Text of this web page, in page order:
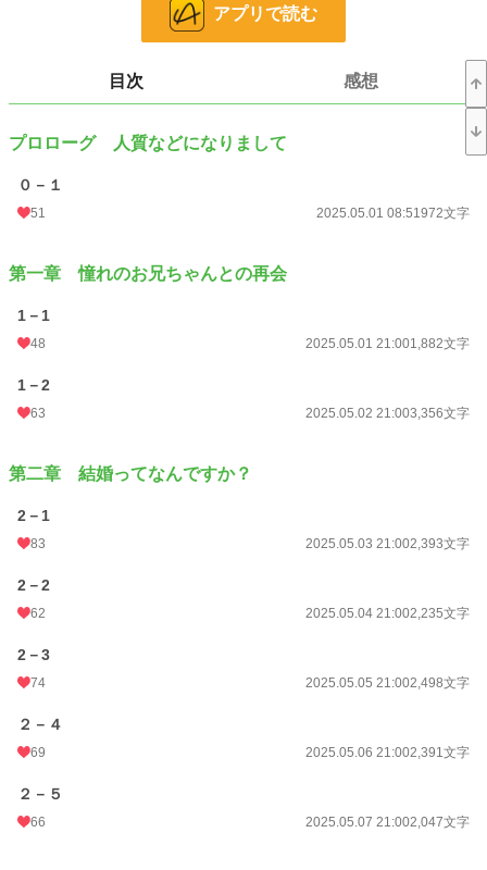
そんな折り、雛乃の勤めている銀行で事件が……。
愛川雛乃 あいかわひなの 26
某着せ替え人形のような見た目で可愛い
なぜかよくない噂を立てられる苦労人
×
警察官でSIT所属のエリート
恋愛 16,151 位 / 66,314 件
お気に入り
初回公開日時
週間ポイント
月間ポイント
年間ポイント
アプリで読む
目次 感想
プロローグ 人質などになりまして
０－１
51 2025.05.01 08:51972文字
第一章 憧れのお兄ちゃんとの再会
1－1
48 2025.05.01 21:001,882文字
1－2
63 2025.05.02 21:003,356文字
第二章 結婚ってなんですか？
2－1
83 2025.05.03 21:002,393文字
2－2
62 2025.05.04 21:002,235文字
2－3
74 2025.05.05 21:002,498文字
２－４
69 2025.05.06 21:002,391文字
２－５
66 2025.05.07 21:002,047文字